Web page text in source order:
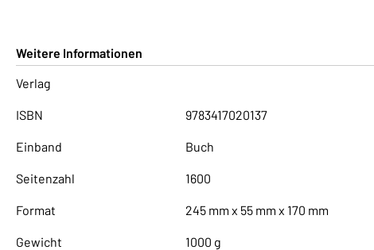
Weitere Informationen
Verlag
ISBN 9783417020137
Einband Buch
Seitenzahl 1600
Format 245 mm x 55 mm x 170 mm
Gewicht 1000 g